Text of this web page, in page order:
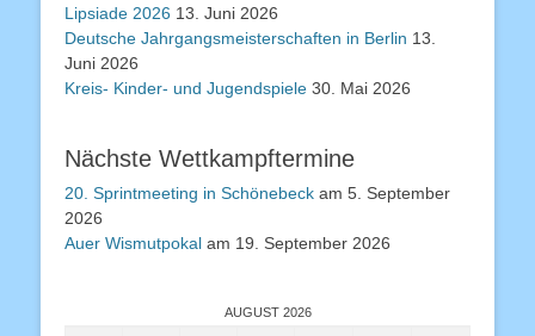
Lipsiade 2026 13. Juni 2026
Deutsche Jahrgangsmeisterschaften in Berlin 13.
Juni 2026
Kreis- Kinder- und Jugendspiele 30. Mai 2026
Nächste Wettkampftermine
20. Sprintmeeting in Schönebeck am 5. September
2026
Auer Wismutpokal am 19. September 2026
AUGUST 2026